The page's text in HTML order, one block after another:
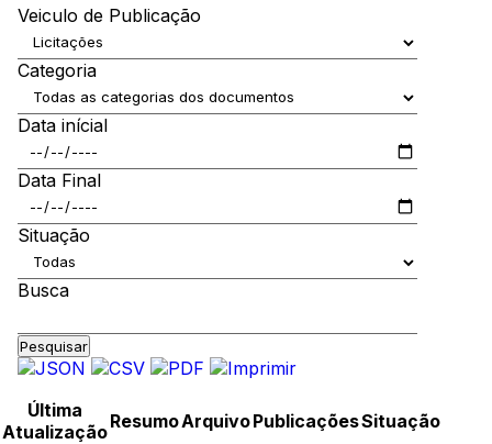
Veiculo de Publicação
Categoria
Data inícial
Data Final
Situação
Busca
Pesquisar
Última
AtualizaçãoResumoArquivoPublicaçõesSituação